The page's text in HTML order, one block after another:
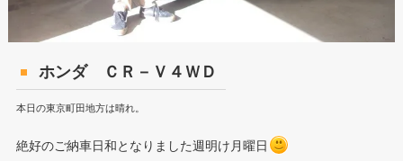
ホンダ ＣＲ－Ｖ４ＷＤ
本日の東京町田地方は晴れ。
絶好のご納車日和となりました週明け月曜日